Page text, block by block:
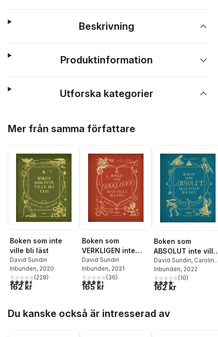
Beskrivning
Produktinformation
Utforska kategorier
Mer från samma författare
Boken som inte
ville bli läst
David Sundin
Inbunden, 2020
4,5utav 5 stjärnor. Totalt antal röster:
(228)
162 kr
Boken som
VERKLIGEN inte
ville bli läst
David Sundin
Inbunden, 2021
4,4utav 5 stjärnor. Totalt antal röster:
(36)
165 kr
Boken som
ABSOLUT inte ville
bli läst
David Sundin, Caroline
Linhult
Inbunden, 2022
4,2utav 5 stjärnor.
(10)
162 kr
Du kanske också är intresserad av